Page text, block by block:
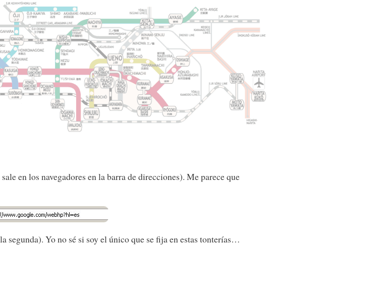
en los navegadores en la barra de direcciones). Me parece que
segunda). Yo no sé si soy el único que se fija en estas tonterías…